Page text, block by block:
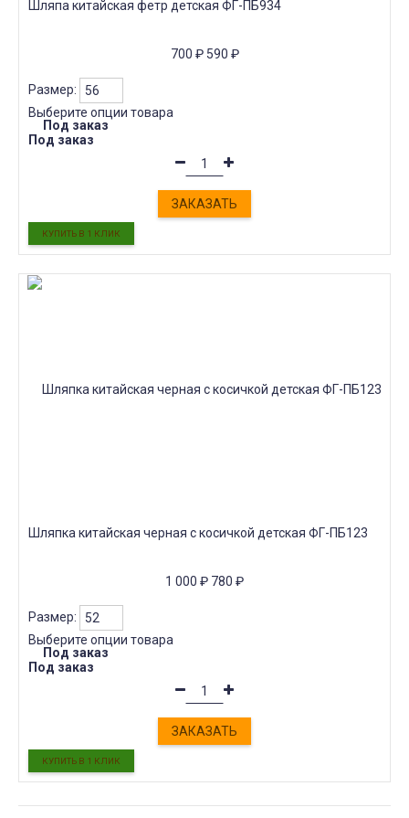
Шляпа китайская фетр детская ФГ-ПБ934
700 ₽ 590 ₽
Размер:
Выберите опции товара
Под заказ
Под заказ
ЗАКАЗАТЬ
Шляпка китайская черная с косичкой детская ФГ-ПБ123
1 000 ₽ 780 ₽
Размер:
Выберите опции товара
Под заказ
Под заказ
ЗАКАЗАТЬ